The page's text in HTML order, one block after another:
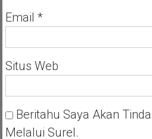
Email *
Situs Web
Beritahu Saya Akan
Melalui Surel.